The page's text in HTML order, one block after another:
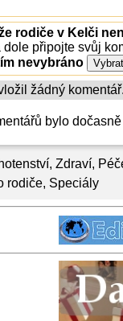
, Zdraví,
rodiče, Speciály
rodiče v Kelči
dole připojte svůj
nevybráno
žádný
bylo